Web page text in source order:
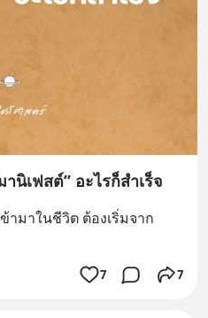
นิเฟสต์” อะไรก็สำเร็จ
ามาในชีวิต ต้องเริ่มจาก
7 7